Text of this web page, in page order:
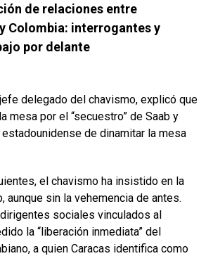
de relaciones entre
Colombia: interrogantes y
por delante
delegado del chavismo, explicó que
mesa por el “secuestro” de Saab y
de dinamitar la mesa
el chavismo ha insistido en la
aunque sin la vehemencia de antes.
sociales vinculados al
la “liberación inmediata” del
a quien Caracas identifica como